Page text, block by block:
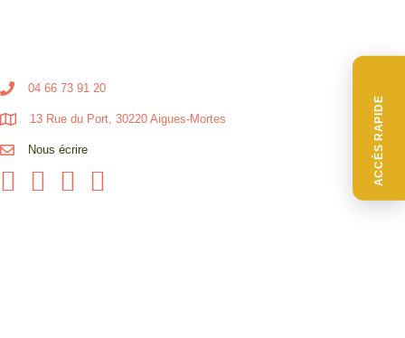
ACCÈS RAPIDE
04 66 73 91 20
13 Rue du Port, 30220 Aigues-Mortes
Nous écrire